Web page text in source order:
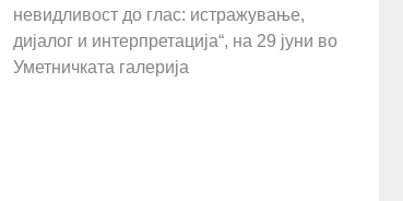
невидливост до глас: истражување,
дијалог и интерпретација“, на 29 јуни во
Уметничката галерија